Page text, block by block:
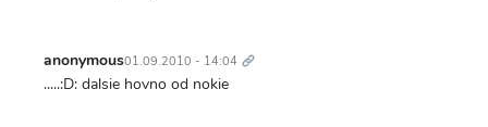
anonymous01.09.2010 - 14:04 odkaz
.....:D: dalsie hovno od nokie